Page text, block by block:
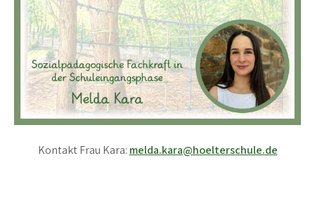
Kontakt Frau Kara: melda.kara@hoelterschule.de